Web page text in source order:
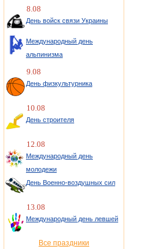
8.08
День войск связи Украины
Международный день
альпинизма
9.08
День физкультурника
10.08
День строителя
12.08
Международный день
молодежи
День Военно-воздушных сил
13.08
Международный день левшей
Все праздники